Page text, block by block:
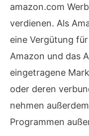
amazon.com
verdienen. Als
eine Vergütung
Amazon und das
eingetragene
oder deren
nehmen
Programmen